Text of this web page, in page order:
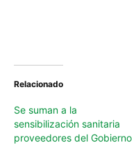
Relacionado
Se suman a la
sensibilización sanitaria
proveedores del Gobierno